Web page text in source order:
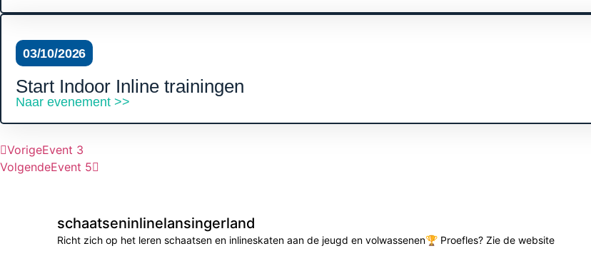
03/10/2026
Start Indoor Inline trainingen
Naar evenement >>
VorigeEvent 3
VolgendeEvent 5
schaatseninlinelansingerland
Richt zich op het leren schaatsen en inlineskaten aan de jeugd en volwassenen🏆 Proefles? Zie de website